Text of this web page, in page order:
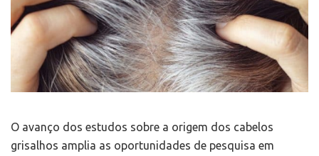
O avanço dos estudos sobre a origem dos cabelos
grisalhos amplia as oportunidades de pesquisa em